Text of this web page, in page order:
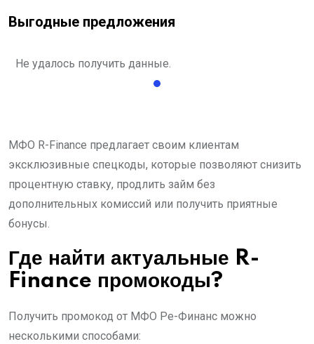
Выгодные предложения
Не удалось получить данные.
МФО R-Finance предлагает своим клиентам
эксклюзивные спецкоды, которые позволяют снизить
процентную ставку, продлить займ без
дополнительных комиссий или получить приятные
бонусы.
Где найти актуальные R-
Finance промокоды?
Получить промокод от МФО Ре-Финанс можно
несколькими способами: